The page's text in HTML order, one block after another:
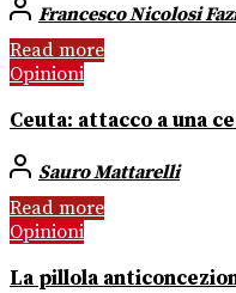
Francesco Nicolosi
Read more
Opinioni
Ceuta: attacco a una
Sauro Mattarelli
Read more
Opinioni
La pillola